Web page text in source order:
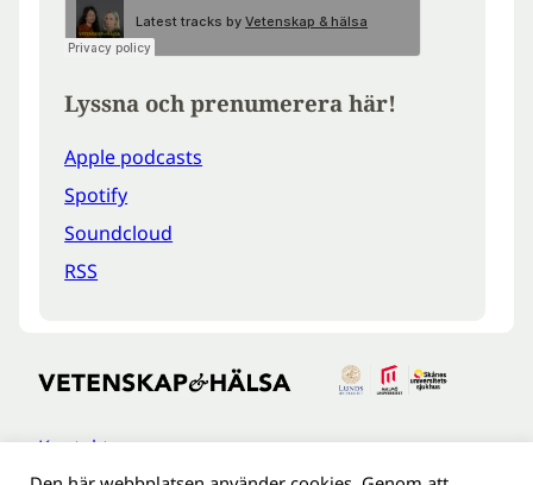
Lyssna och prenumerera här!
Apple podcasts
Spotify
Soundcloud
RSS
Kontakt